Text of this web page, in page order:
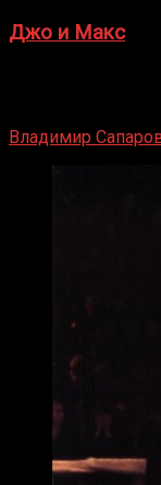
Джо и Макс
Владимир